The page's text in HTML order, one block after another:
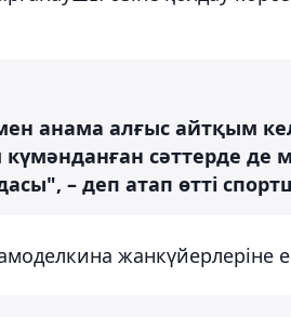
анама алғыс айтқым
сәттерде де
– деп атап өтті
жанкүйерлеріне